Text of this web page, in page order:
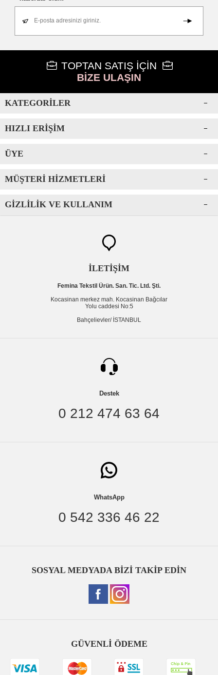
E-posta adresinizi giriniz.
TOPTAN SATIŞ İÇİN
BİZE ULAŞIN
KATEGORILER
HIZLI ERIŞIM
ÜYE
MÜŞTERI HIZMETLERI
GIZLILIK VE KULLANIM
İLETİŞİM
Femina Tekstil Ürün. San. Tic. Ltd. Şti.
Kocasinan merkez mah. Kocasinan Bağcılar
Yolu caddesi No:5
Bahçelievler/ İSTANBUL
Destek
0 212 474 63 64
WhatsApp
0 542 336 46 22
SOSYAL MEDYADA BİZİ TAKİP EDİN
GÜVENLİ ÖDEME